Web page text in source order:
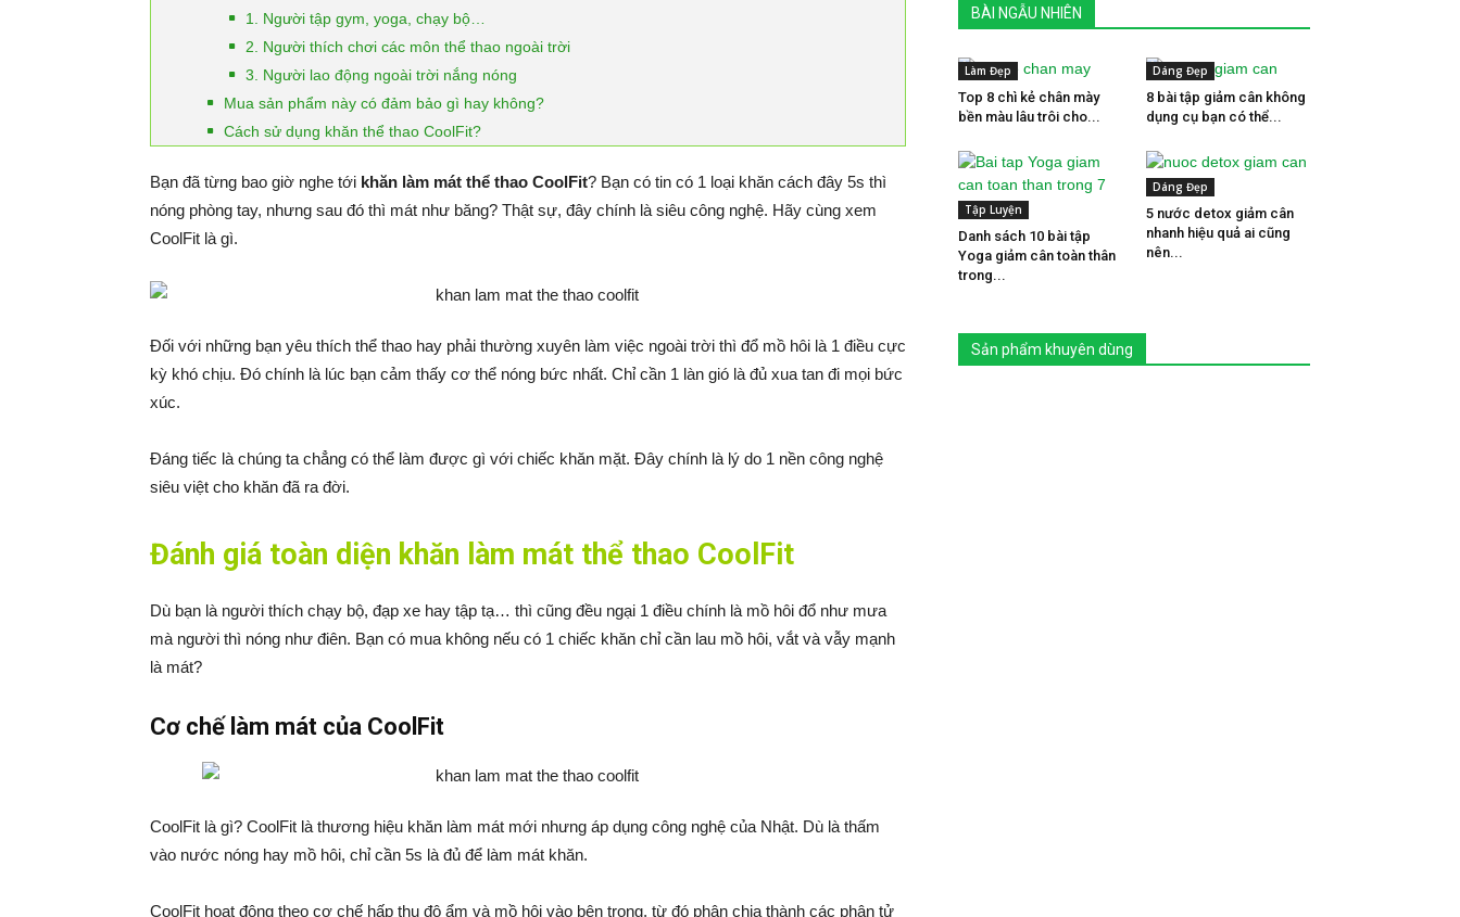
1. Người tập gym, yoga, chạy bộ…
2. Người thích chơi các môn thể thao ngoài trời
3. Người lao động ngoài trời nắng nóng
Mua sản phẩm này có đảm bảo gì hay không?
Cách sử dụng khăn thể thao CoolFit?
Bạn đã từng bao giờ nghe tới khăn làm mát thể thao CoolFit? Bạn có tin có 1 loại khăn cách đây 5s thì
nóng phòng tay, nhưng sau đó thì mát như băng? Thật sự, đây chính là siêu công nghệ. Hãy cùng xem
CoolFit là gì.
Đối với những bạn yêu thích thể thao hay phải thường xuyên làm việc ngoài trời thì đổ mồ hôi là 1 điều cực
kỳ khó chịu. Đó chính là lúc bạn cảm thấy cơ thể nóng bức nhất. Chỉ cần 1 làn gió là đủ xua tan đi mọi bức
xúc.
Đáng tiếc là chúng ta chẳng có thể làm được gì với chiếc khăn mặt. Đây chính là lý do 1 nền công nghệ
siêu việt cho khăn đã ra đời.
Đánh giá toàn diện khăn làm mát thể thao CoolFit
Dù bạn là người thích chạy bộ, đạp xe hay tập tạ… thì cũng đều ngại 1 điều chính là mồ hôi đổ như mưa
mà người thì nóng như điên. Bạn có mua không nếu có 1 chiếc khăn chỉ cần lau mồ hôi, vắt và vẫy mạnh
là mát?
Cơ chế làm mát của CoolFit
CoolFit là gì? CoolFit là thương hiệu khăn làm mát mới nhưng áp dụng công nghệ của Nhật. Dù là thấm
vào nước nóng hay mồ hôi, chỉ cần 5s là đủ để làm mát khăn.
CoolFit hoạt động theo cơ chế hấp thu độ ẩm và mồ hôi vào bên trong, từ đó phân chia thành các phân tử
BÀI NGẪU NHIÊN
Làm Đẹp
Top 8 chì kẻ chân mày
bền màu lâu trôi cho...
Dáng Đẹp
8 bài tập giảm cân không
dụng cụ bạn có thể...
Tập Luyện
Danh sách 10 bài tập
Yoga giảm cân toàn thân
trong...
Dáng Đẹp
5 nước detox giảm cân
nhanh hiệu quả ai cũng
nên...
Sản phẩm khuyên dùng